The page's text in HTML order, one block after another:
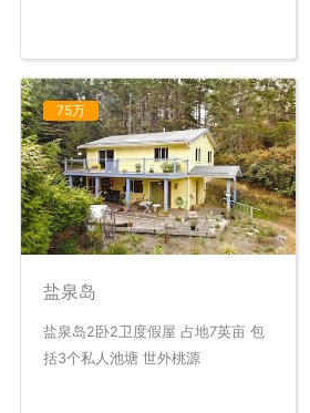
75万
盐泉岛
盐泉岛2卧2卫度假屋 占地7英亩 包
括3个私人池塘 世外桃源